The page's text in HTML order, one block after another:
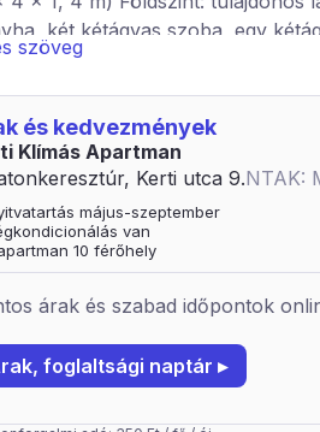
két kétágyas szoba, egy
szoba zuhanyzó/WC-vel és
szöveg
és kedvezmények
Klímás Apartman
Kerti utca 9.NTAK:
május-szeptember
van
10 férőhely
árak és szabad időpontok
foglaltsági naptár ▸